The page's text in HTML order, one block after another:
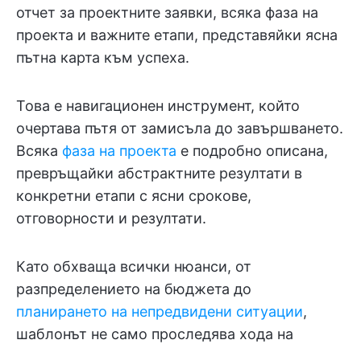
отчет за проектните заявки, всяка фаза на
проекта и важните етапи, представяйки ясна
пътна карта към успеха.
Това е навигационен инструмент, който
очертава пътя от замисъла до завършването.
Всяка фаза на проекта е подробно описана,
превръщайки абстрактните резултати в
конкретни етапи с ясни срокове,
отговорности и резултати.
Като обхваща всички нюанси, от
разпределението на бюджета до
планирането на непредвидени ситуации,
шаблонът не само проследява хода на